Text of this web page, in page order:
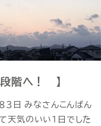
階へ！ 】
３日 みなさんこんばん
天気のいい１日でした